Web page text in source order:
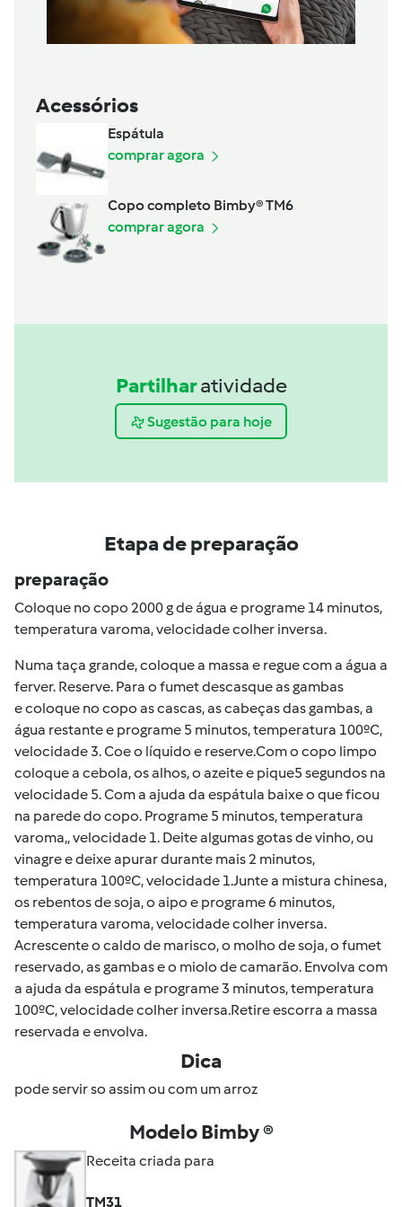
Acessórios
Espátula
comprar agora
Copo completo Bimby® TM6
comprar agora
Partilharatividade
Sugestão para hoje
Etapa de preparação
preparação
Coloque no copo 2000 g de água e programe 14 minutos,
temperatura varoma, velocidade colher inversa.
Numa taça grande, coloque a massa e regue com a água a
ferver. Reserve. Para o fumet descasque as gambas
e coloque no copo as cascas, as cabeças das gambas, a
água restante e programe 5 minutos, temperatura 100ºC,
velocidade 3. Coe o líquido e reserve.Com o copo limpo
coloque a cebola, os alhos, o azeite e pique5 segundos na
velocidade 5. Com a ajuda da espátula baixe o que ficou
na parede do copo. Programe 5 minutos, temperatura
varoma,, velocidade 1. Deite algumas gotas de vinho, ou
vinagre e deixe apurar durante mais 2 minutos,
temperatura 100ºC, velocidade 1.Junte a mistura chinesa,
os rebentos de soja, o aipo e programe 6 minutos,
temperatura varoma, velocidade colher inversa.
Acrescente o caldo de marisco, o molho de soja, o fumet
reservado, as gambas e o miolo de camarão. Envolva com
a ajuda da espátula e programe 3 minutos, temperatura
100ºC, velocidade colher inversa.Retire escorra a massa
reservada e envolva.
Dica
pode servir so assim ou com um arroz
Modelo Bimby ®
Receita criada para
TM31